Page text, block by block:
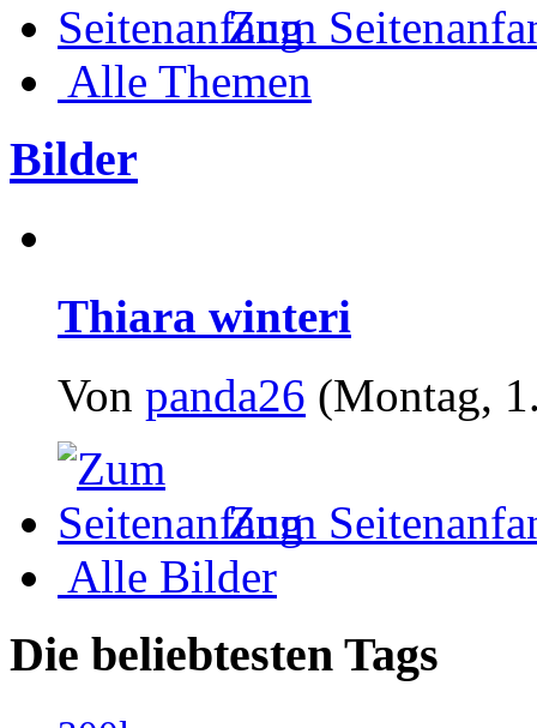
Zum
Alle Themen
Bilder
Thiara winteri
Von panda26 (Montag,
Zum
Alle Bilder
Die beliebtesten Tags